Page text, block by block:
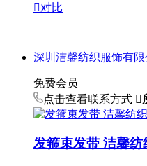
对比
深圳洁馨纺织服饰有限
免费会员
点击查看联系方式 
发箍束发带 洁馨纺